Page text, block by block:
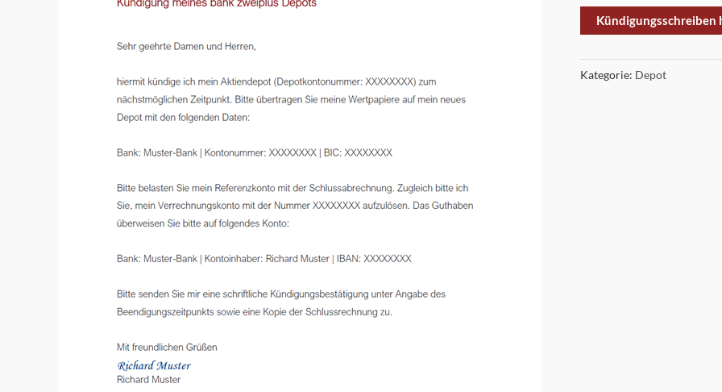
Kündigungsschreiben
Kategorie: Depot